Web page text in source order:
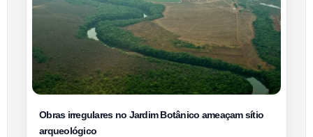
Obras irregulares no Jardim Botânico ameaçam sítio
arqueológico